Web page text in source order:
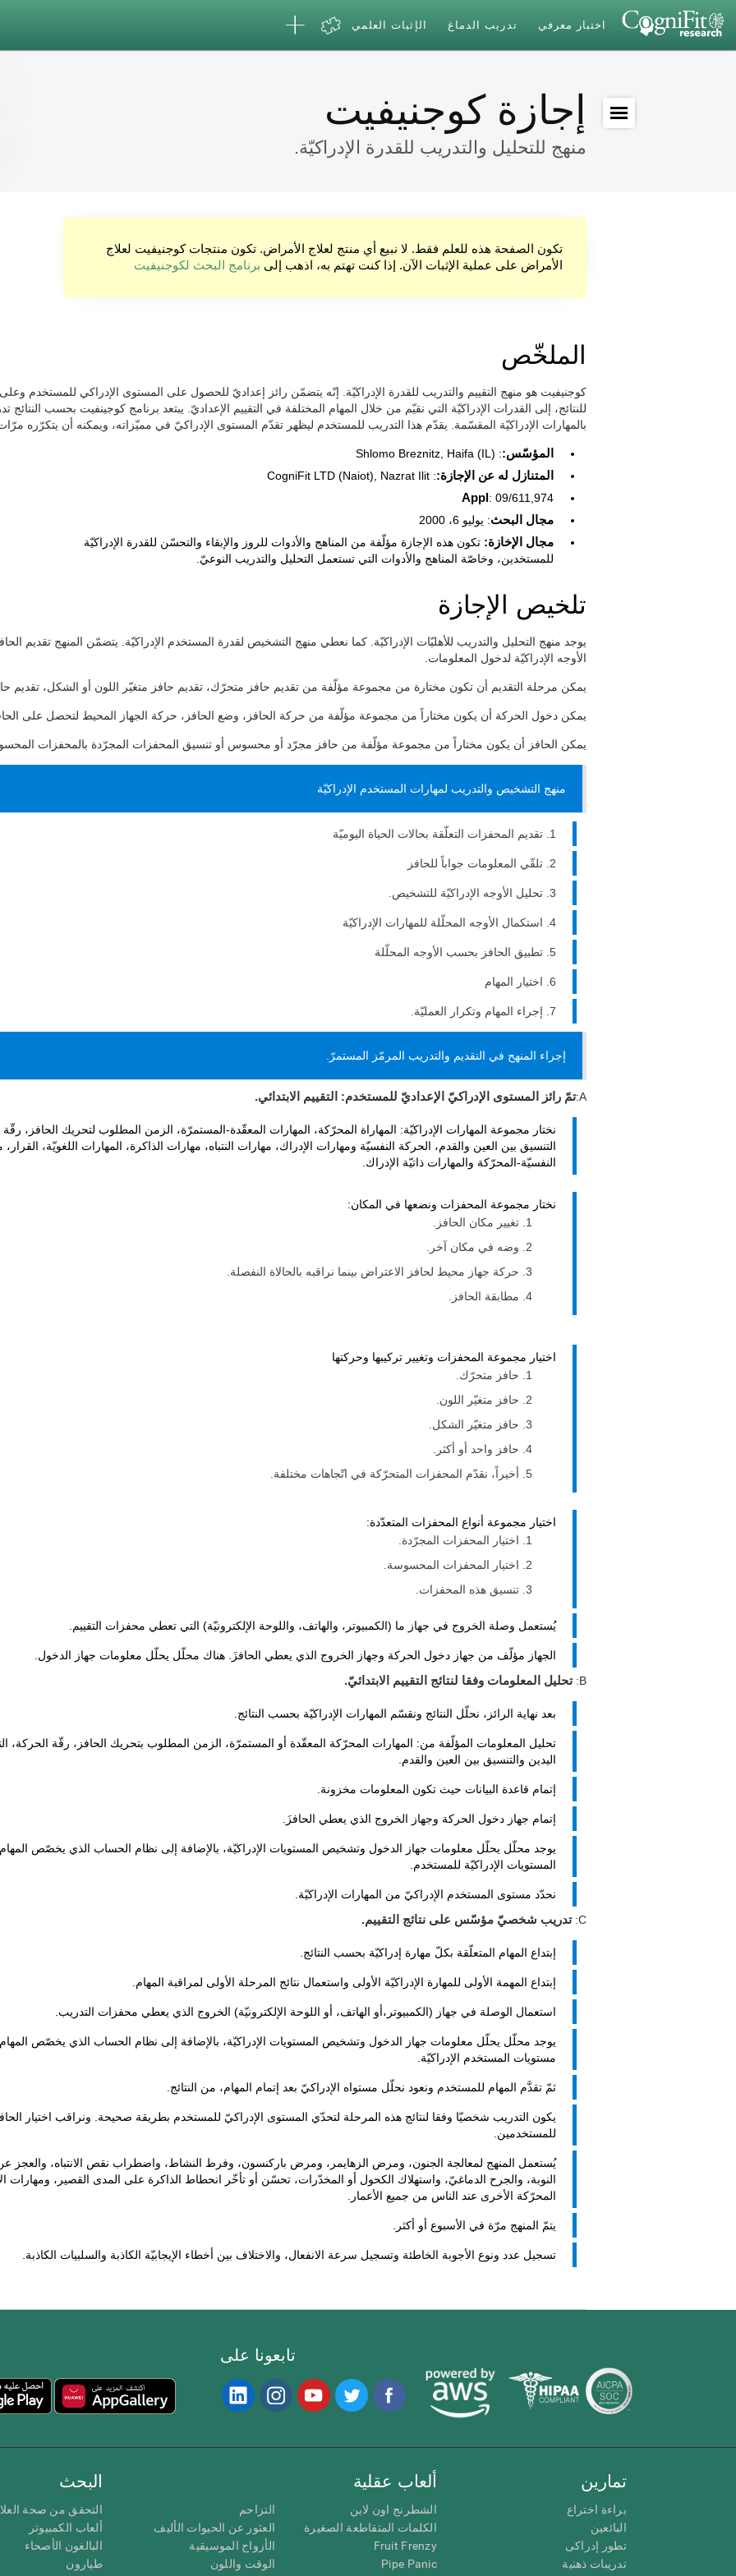
اختبار معرفي تدريب الدماغ الإثبات العلمي
إجازة كوجنيفيت
منهج للتحليل والتدريب للقدرة الإدراكيّة.
تكون الصفحة هذه للعلم فقط. لا نبيع أي منتج لعلاج الأمراض. تكون منتجات كوجنيفيت لعلاج
الأمراض على عملية الإثبات الآن. إذا كنت تهتم به، اذهب إلى برنامج البحث لكوجنيفيت
الملخّص
كوجنيفيت هو منهج التقييم والتدريب للقدرة الإدراكيّة. إنّه يتضمّن رائز إعداديّ للحصول على المستوى الإدراكي للمستخدم
للنتائج، إلى القدرات الإدراكيّة التي نقيّم من خلال المهام المختلفة في التقييم الإعداديّ. يبتعد برنامج كوجينفيت بحسب
بالمهارات الإدراكيّة المقسّمة. يقدّم هذا التدريب للمستخدم ليظهر تقدّم المستوى الإدراكيّ في مميّزاته، ويمكنه أن يتكرّره
المؤسّس:: Shlomo Breznitz, Haifa (IL)
المتنازل له عن الإجازة:: CogniFit LTD (Naiot), Nazrat Ilit
Appl : 09/611,974
مجال البحث: يوليو 6، 2000
مجال الإخازة: تكون هذه الإجازة مؤلّفة من المناهج والأدوات للروز والإبقاء والتحسّن للقدرة الإدراكيّة
للمستخدين، وخاصّة المناهج والأدوات التي تستعمل التحليل والتدريب النوعيّ.
تلخيص الإجازة
يوجد منهج التحليل والتدريب للأهليّات الإدراكيّة. كما نعطي منهج التشخيص لقدرة المستخدم الإدراكيّة. يتضمّن المنهج تقديم
الأوجه الإدراكيّة لدخول المعلومات.
يمكن مرحلة التقديم أن تكون مختارة من مجموعة مؤلّفة من تقديم حافز متحرّك، تقديم حافز متغيّر اللون أو الشكل، تقديم
يمكن دخول الحركة أن يكون مختاراً من مجموعة مؤلّفة من حركة الحافز، وضع الحافز، حركة الجهاز المحيط لتحصل على
يمكن الحافز أن يكون مختاراً من مجموعة مؤلّفة من حافز مجرّد أو محسوس أو تنسيق المحفزات المجرّدة بالمحفزات
منهج التشخيص والتدريب لمهارات المستخدم الإدراكيّة
تقديم المحفزات التعلّقة بحالات الحياة اليوميّة
تلقّي المعلومات جواباً للحافز
تحليل الأوجه الإدراكيّة للتشخيص.
استكمال الأوجه المحلّلة للمهارات الإدراكيّة
تطبيق الحافز بحسب الأوجه المحلّلة
اختيار المهام
إجراء المهام وتكرار العمليّة.
إجراء المنهح في التقديم والتدريب المرمّز المستمرّ.
A: تمّ رائز المستوى الإدراكيّ الإعداديّ للمستخدم: التقييم الابتدائي.
نختار مجموعة المهارات الإدراكيّة: المهاراة المحرّكة، المهارات المعقّدة-المستمرّة، الزمن المطلوب لتحريك الحافز، رقّة
التنسيق بين العين والقدم، الحركة النفسيّة ومهارات الإدراك، مهارات النتباه، مهارات الذاكرة، المهارات اللغويّة،
النفسيّة-المحرّكة والمهارات ذاتيّة الإدراك.
نختار مجموعة المحفزات ونضعها في المكان:
تغيير مكان الحافز.
وضه في مكان آخر.
حركة جهاز محيط لحافز الاعتراض بينما نراقبه بالحالاة النفصلة.
مطابقة الحافز.
اختيار مجموعة المحفزات وتغيير تركيبها وحركتها
حافز متحرّك.
حافز متغيّر اللون.
حافز متغيّر الشكل.
حافز واحد أو أكثر.
أخيراً، نقدّم المحفزات المتحرّكة في اتّجاهات مختلفة.
اختيار مجموعة أنواع المحفزات المتعدّدة:
اختيار المحفزات المجرّدة.
اختيار المحفزات المحسوسة.
تنسيق هذه المحفزات.
يُستعمل وصلة الخروج في جهاز ما (الكمبيوتر، والهاتف، واللوحة الإلكترونيّة) التي تعطي محفزات التقييم.
الجهاز مؤلّف من جهاز دخول الحركة وجهاز الخروج الذي يعطي الحافزَ. هناك محلّل يحلّل معلومات جهاز الدخول.
B: تحليل المعلومات وفقا لنتائج التقييم الابتدائيّ.
بعد نهاية الرائز، نحلّل النتائج ونقسّم المهارات الإدراكيّة بحسب النتائج.
تحليل المعلومات المؤلّفة من: المهارات المحرّكة المعقّدة أو المستمرّة، الزمن المطلوب بتحريك الحافز، رقّة الحركة،
اليدين والتنسيق بين العين والقدم.
إتمام قاعدة البيانات حيث تكون المعلومات مخزونة.
إتمام جهاز دخول الحركة وجهاز الخروج الذي يعطي الحافزَ.
يوجد محلّل يحلّل معلومات جهاز الدخول وتشخيص المستويات الإدراكيّة، بالإضافة إلى نظام الحساب الذي يخصّص
المستويات الإدراكيّة للمستخدم.
نحدّد مستوى المستخدم الإدراكيّ من المهارات الإدراكيّة.
C: تدريب شخصيّ مؤسّس على نتائج التقييم.
إبتداع المهام المتعلّقة بكلّ مهارة إدراكيّة بحسب النتائج.
إبتداع المهمة الأولى للمهارة الإدراكيّة الأولى واستعمال نتائج المرحلة الأولى لمراقبة المهام.
استعمال الوصلة في جهاز (الكمبيوتر،أو الهاتف، أو اللوحة الإلكترونيّة) الخروج الذي يعطي محفزات التدريب.
يوجد محلّل يحلّل معلومات جهاز الدخول وتشخيص المستويات الإدراكيّة، بالإضافة إلى نظام الحساب الذي يخصّص
مستويات المستخدم الإدراكيّة.
ثمّ تقدَّم المهام للمستخدم ونعود نحلّل مستواه الإدراكيّ بعد إتمام المهام، من النتائج.
يكون التدريب شخصيّا وفقا لنتائج هذه المرحلة لتحدّي المستوى الإدراكيّ للمستخدم بطريقة صحيحة. ونراقب اختيار
للمستخدمين.
يُستعمل المنهج لمعالجة الجنون، ومرض الزهايمر، ومرض باركنسون، وفرط النشاط، واضطراب نقص الانتباه، والعجز عن
النوبة، والجرح الدماغيّ، واستهلاك الكحول أو المخدّرات، تحسّن أو تأخّر انحطاط الذاكرة على المدى القصير، ومهارات
المحرّكة الأخرى عند الناس من جميع الأعمار.
يتمّ المنهج مرّة في الأسبوع أو أكثر.
تسجيل عدد ونوع الأجوبة الخاطئة وتسجيل سرعة الانفعال، والاختلاف بين أخطاء الإيجابيّة الكاذبة والسلبيات الكاذبة.
تابعونا على
البحث
التحقق من صحة
ألعاب الكمبيوتر
البالغون الأصحاء
طيارون
ألعاب عقلية
الشطرنج اون لاين
الكلمات المتقاطعة الصغيرة
Fruit Frenzy
Pipe Panic
التزاحم
العثور عن الحيوات الأليف
الأزواج الموسيقية
الوقت واللون
تمارين
براءة اختراع
البائعين
تطور إدراكى
تدريبات ذهنية